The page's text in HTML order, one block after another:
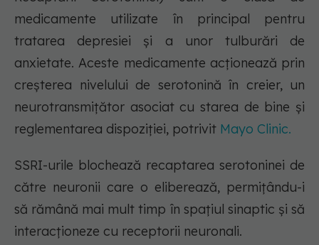
medicamente utilizate în principal pentru
tratarea depresiei și a unor tulburări de
anxietate. Aceste medicamente acționează prin
creșterea nivelului de serotonină în creier, un
neurotransmițător asociat cu starea de bine și
reglementarea dispoziției, potrivit Mayo Clinic.
SSRI-urile blochează recaptarea serotoninei de
către neuronii care o eliberează, permițându-i
să rămână mai mult timp în spațiul sinaptic și să
interacționeze cu receptorii neuronali.